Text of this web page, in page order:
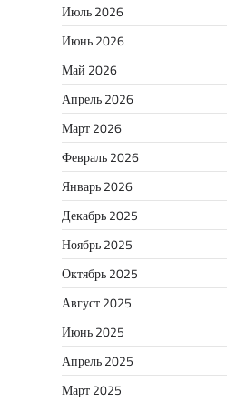
Июль 2026
Июнь 2026
Май 2026
Апрель 2026
Март 2026
Февраль 2026
Январь 2026
Декабрь 2025
Ноябрь 2025
Октябрь 2025
Август 2025
Июнь 2025
Апрель 2025
Март 2025